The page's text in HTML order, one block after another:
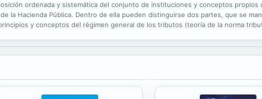
ordenada y sistemática del conjunto de instituciones y conceptos propios
la Hacienda Pública. Dentro de ella pueden distinguirse dos partes, que se
y conceptos del régimen general de los tributos (teoría de la norma